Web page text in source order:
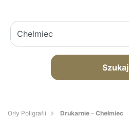
Szukaj
Orły Poligrafii Drukarnie - Chełmiec